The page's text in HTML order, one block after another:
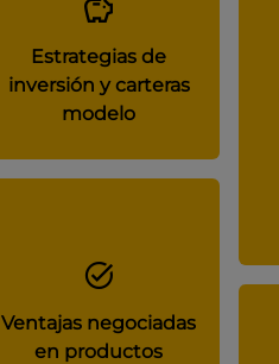
Estrategias de
inversión y carteras
modelo
Ventajas negociadas
en productos